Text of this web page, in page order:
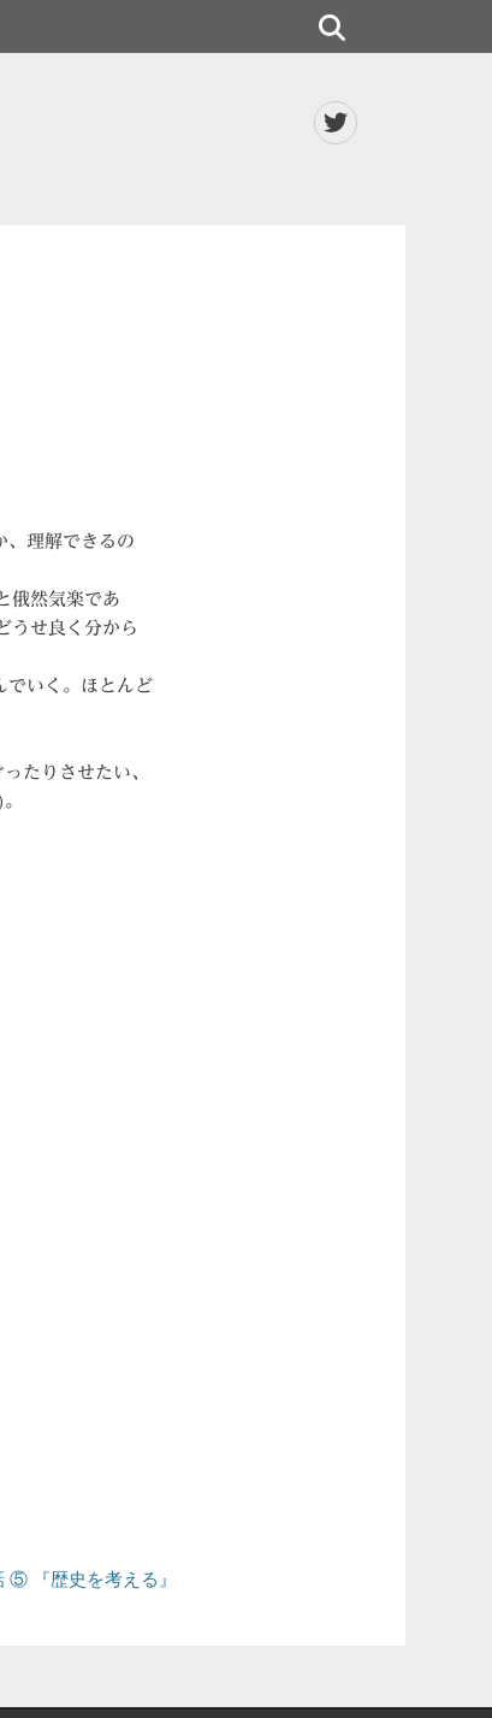
Twitter
索
、理解できるの
俄然気楽であ
うせ良く分から
でいく。ほとんど
たりさせたい、
⑤ 『歴史を考える』